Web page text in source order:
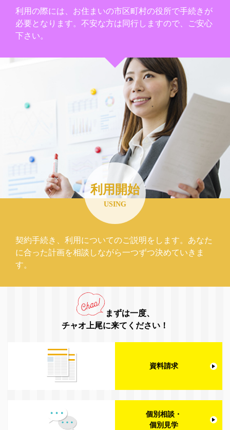
利用の際には、お住まいの市区町村の役所で手続きが
必要となります。不安な方は同行しますので、ご安心
下さい。
利用開始
USING
契約手続き、利用についてのご説明をします。あなた
に合った計画を相談しながら一つずつ決めていきま
す。
まずは一度、
チャオ上尾に来てください！
資料請求
個別相談・
個別見学